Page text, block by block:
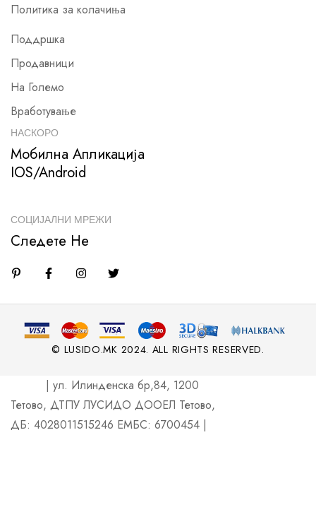
Политика за колачиња
Поддршка
Продавници
На Големо
Вработување
НАСКОРО
Мобилна Апликација
IOS/Android
СОЦИЈАЛНИ МРЕЖИ
Следете Не
© LUSIDO.MK 2024. ALL RIGHTS RESERVED.
| ул. Илинденска бр,84, 1200
Тетово, ДТПУ ЛУСИДО ДООЕЛ Тетово,
ДБ: 4028011515246 ЕМБС: 6700454 |